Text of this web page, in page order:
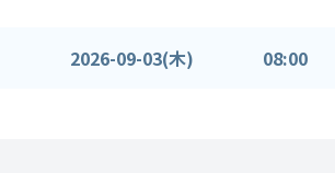
2026-09-03(木) 08:00